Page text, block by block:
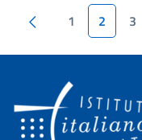
Paginazione
Pagina precedente
1 2 3